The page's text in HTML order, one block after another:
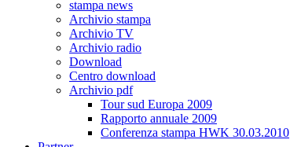
stampa news
Archivio stampa
Archivio TV
Archivio radio
Download
Centro download
Archivio pdf
Tour sud Europa 2009
Rapporto annuale 2009
Conferenza stampa HWK 30.03.2010